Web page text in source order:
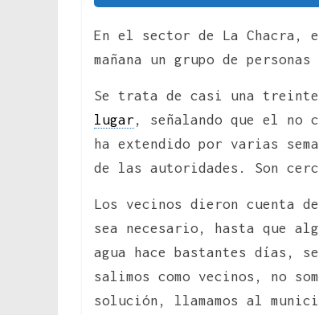
En el sector de La
mañana un grupo de
Se trata de casi una
lugar , señalando que el no
ha extendido por varias
de las autoridades. Son
Los vecinos dieron cuenta
sea necesario, hasta que
agua hace bastantes días,
salimos como vecinos, no
solución, llamamos al